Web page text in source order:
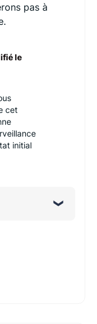
pas à
le
cet
initial